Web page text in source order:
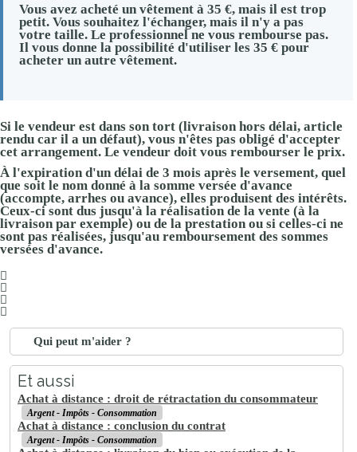
Vous avez acheté un vêtement à 35 €, mais il est trop
petit. Vous souhaitez l'échanger, mais il n'y a pas
votre taille. Le professionnel ne vous rembourse pas.
Il vous donne la possibilité d'utiliser les 35 €pour
acheter un autre vêtement.
Si le vendeur est dans son tort (livraison hors délai, article
rendu car il a un défaut), vous n'êtes pas obligé d'accepter
cet arrangement. Le vendeur doit vous rembourser le prix.
À l'expiration d'un délai de 3 mois après le versement, quel
que soit le nom donné à la somme versée d'avance
(accompte, arrhes ou avance), elles produisent des intérêts.
Ceux-ci sont dus jusqu'à la réalisation de la vente (à la
livraison par exemple) ou de la prestation ou si celles-ci ne
sont pas réalisées, jusqu'au remboursement des sommes
versées d'avance.
Qui peut m'aider ?
Et aussi
Achat à distance : droit de rétractation du consommateur
Argent - Impôts - Consommation
Achat à distance : conclusion du contrat
Argent - Impôts - Consommation